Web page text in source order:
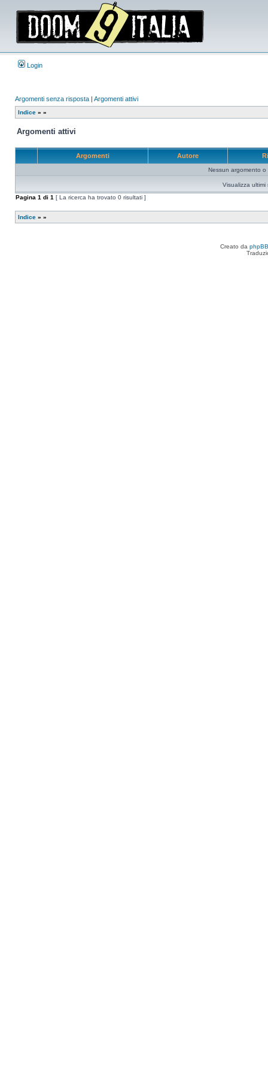
Login
Argomenti senza risposta | Argomenti attivi
Indice » »
Argomenti attivi
Argomenti Autore
Nessun argomento o
Visualizza ultimi
Pagina 1 di 1 [ La ricerca ha trovato 0 risultati ]
Indice » »
Creato da phpBB